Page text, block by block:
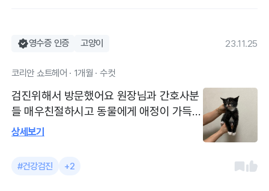
영수증 인증 고양이 23.11.25
코리안 쇼트헤어 · 1개월 · 수컷
검진위해서 방문했어요 원장님과 간호사분
들 매우친절하시고 동물에게 애정이 가득하
세요 검진위해방문했습니다 다행이 모두음
사님 모두친절하세요 토요일도 두시반까지
접수됩니다
상세보기
#건강검진 +2